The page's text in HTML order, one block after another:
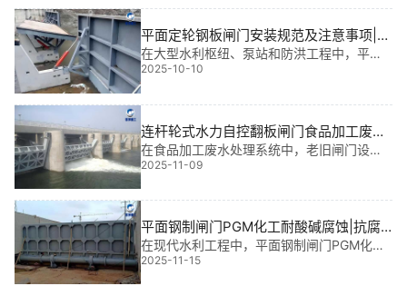
性。我多年水利工程金属结构设计与现场安
装经验告诉我——**可靠的解决方案，*须从
材料选型
平面定轮钢板闸门安装规范及注意事项|**
**施工全攻略
在大型水利枢纽、泵站和防洪工程中，平面
定轮钢板闸门是控制水流、保障运行安全的
核心设备。我从事水利工程金属结构设计与
现场安装已有多年，参与过多个大型项目，
深知这扇“水之门”的每一毫米都关乎工程成败
2025-10-10
连杆轮式水力自控翻板闸门食品加工废水
处理老旧设备升级|智能节能型**解决方案
在食品加工废水处理系统中，老旧闸门设备
常因启闭不灵、密封失效导致溢流风险与能
耗浪费。我参与过多个大型水利项目，深知
连杆轮式水力自控翻板闸门食品加工废水处
理老旧设备升级不仅是技术迭代，更是运行
效率与
2025-11-09
平面钢制闸门PGM化工耐酸碱腐蚀|抗腐
先锋守护水利命脉
在现代水利工程中，平面钢制闸门PGM化工
耐酸碱腐蚀不仅是关键的控制装置，更是保
障系统长期稳定运行的核心部件。无论是水
2025-11-15